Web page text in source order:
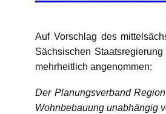
Auf Vorschlag des
Sächsischen
mehrheitlich angenommen:
Der Planungsverband
Wohnbebauung unabhängig